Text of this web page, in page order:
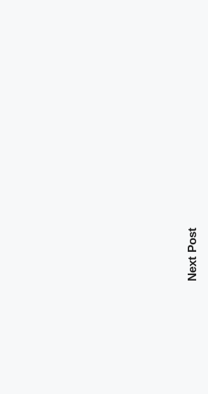
Next Post